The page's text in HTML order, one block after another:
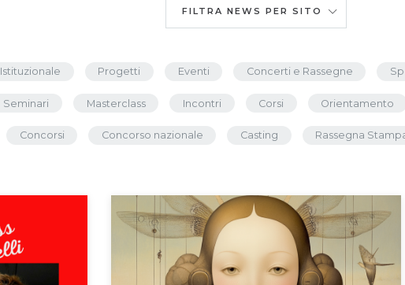
FILTRA NEWS PER SITO
Istituzionale Progetti Eventi Concerti e Rassegne
Seminari Masterclass Incontri Corsi Orientamento
Concorsi Concorso nazionale Casting Rassegna